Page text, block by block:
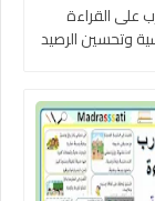
على القراءة
وتحسين الرصيد